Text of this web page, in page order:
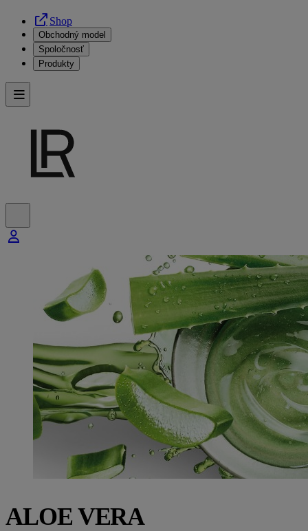
Shop
Obchodný model
Spoločnosť
Produkty
ALOE VERA